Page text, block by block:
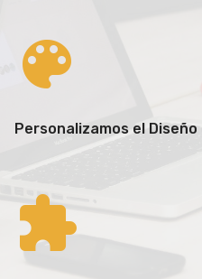
Personalizamos el